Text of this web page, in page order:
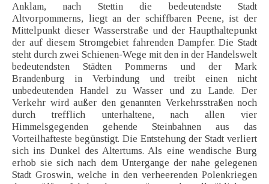
Anklam, nach Stettin die bedeutendste Stadt
Altvorpommerns, liegt an der schiffbaren Peene, ist der
Mittelpunkt dieser Wasserstraße und der Haupthaltepunkt
der auf diesem Stromgebiet fahrenden Dampfer. Die Stadt
steht durch zwei Schienen-Wege mit den in der Handelswelt
bedeutendsten Städten Pommerns und der Mark
Brandenburg in Verbindung und treibt einen nicht
unbedeutenden Handel zu Wasser und zu Lande. Der
Verkehr wird außer den genannten Verkehrsstraßen noch
durch trefflich unterhaltene, nach allen vier
Himmelsgegenden gehende Steinbahnen aus das
Vorteilhafteste begünstigt. Die Entstehung der Stadt verliert
sich ins Dunkel des Altertums. Als eine wendische Burg
erhob sie sich nach dem Untergange der nahe gelegenen
Stadt Groswin, welche in den verheerenden Polenkriegen